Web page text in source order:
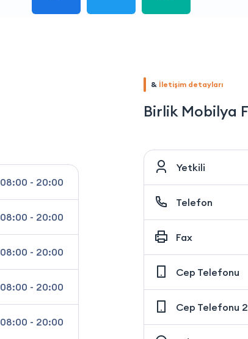
08:00 - 20:00
08:00 - 20:00
08:00 - 20:00
08:00 - 20:00
08:00 - 20:00
& İletişim detayları
Birlik Mobilya
Yetkili
Telefon
Fax
Cep Telefonu
Cep Telefonu 2